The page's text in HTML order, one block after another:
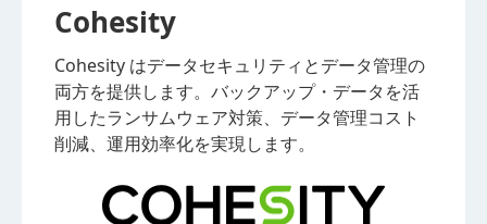
Cohesity
Cohesity はデータセキュリティとデータ管理の
両方を提供します。バックアップ・データを活
用したランサムウェア対策、データ管理コスト
削減、運用効率化を実現します。